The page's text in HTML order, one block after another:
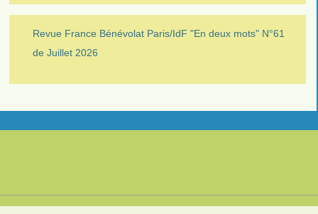
Revue France Bénévolat Paris/IdF "En deux mots" N°61
de Juillet 2026